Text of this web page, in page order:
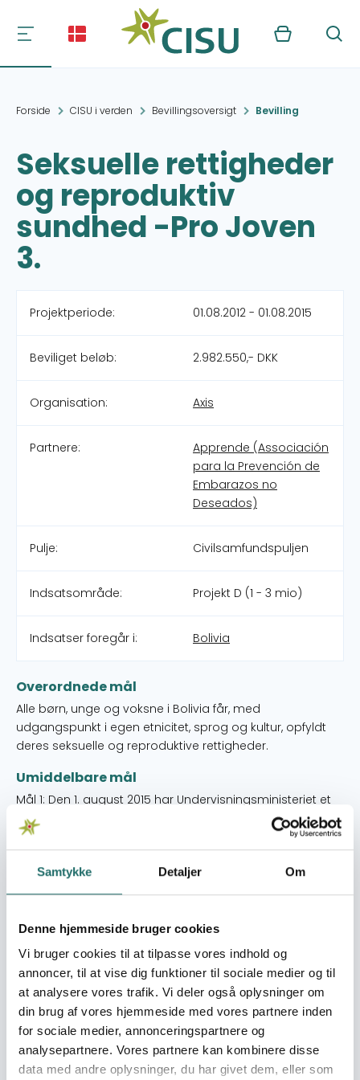
Samtykke Detaljer Om
Denne hjemmeside bruger cookies
Vi bruger cookies til at tilpasse vores indhold og
annoncer, til at vise dig funktioner til sociale medier og til
at analysere vores trafik. Vi deler også oplysninger om
din brug af vores hjemmeside med vores partnere inden
for sociale medier, annonceringspartnere og
analysepartnere. Vores partnere kan kombinere disse
data med andre oplysninger, du har givet dem, eller som
Kurv Søg
Forside CISU i verden Bevillingsoversigt Bevilling
Seksuelle rettigheder
og reproduktiv
sundhed -Pro Joven
3.
Projektperiode: 01.08.2012 - 01.08.2015
Beviliget beløb: 2.982.550,- DKK
Organisation: Axis
Partnere:
Apprende (Associación
para la Prevención de
Embarazos no
Deseados)
Pulje: Civilsamfundspuljen
Indsatsområde: Projekt D (1 - 3 mio)
Indsatser foregår i: Bolivia
Overordnede mål
Alle børn, unge og voksne i Bolivia får, med
udgangspunkt i egen etnicitet, sprog og kultur, opfyldt
deres seksuelle og reproduktive rettigheder.
Umiddelbare mål
Mål 1: Den 1. august 2015 har Undervisningsministeriet et
styrket erfaringsgrundlag, konkrete redskaber og øget
incitament til at implementere curriculum med
seksualundervisning på landets grundskoler. Mål 2: Den 1.
august 2015 foreligger et af Undervisningsministeriet
anerkendt seksualundervisningsmodul til uddannelse af
til landets seminarier. Mål 3: Den 1. august 2015 er
APPRENDE styrket organisatorisk og som legitim fortaler
for seksuelle og reproduktive rettigheder for alle
bolivianere.
Målgrupper
Projektets målgrupper består af: • 29.251 skoleelever fra
grundskolen (50% piger og 50% drenge). Flertallet er
enten Aymara- eller Quechuatalende. • 177 ledere på